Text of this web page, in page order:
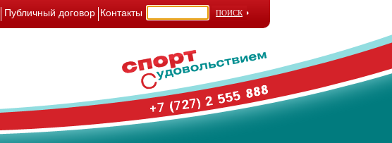
Публичный договор Контакты